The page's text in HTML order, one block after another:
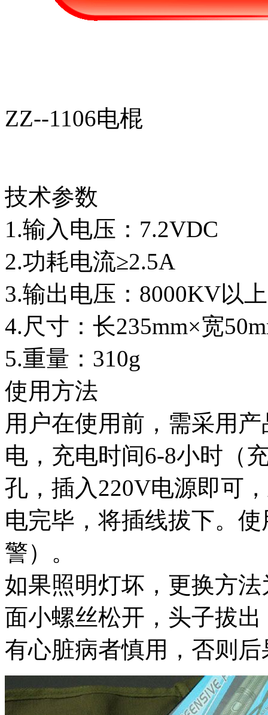
ZZ--1106电棍
技术参数
1.输入电压：7.2VDC
2.功耗电流≥2.5A
3.输出电压：8000KV以上
4.尺寸：长235mm×宽
5.重量：310g
使用方法
用户在使用前，需采用
电，充电时间6-8小时（
孔，插入220V电源即可
电完毕，将插线拔下。
警）。
如果照明灯坏，更换方
面小螺丝松开，头子拔
有心脏病者慎用，否则